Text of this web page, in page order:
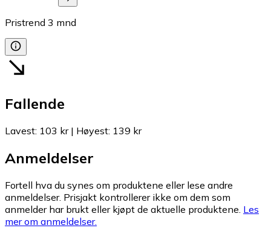
Pristrend 3 mnd
Fallende
Lavest: 103 kr| Høyest: 139 kr
Anmeldelser
Fortell hva du synes om produktene eller lese andre
anmeldelser. Prisjakt kontrollerer ikke om dem som
anmelder har brukt eller kjøpt de aktuelle produktene. Les
mer om anmeldelser.